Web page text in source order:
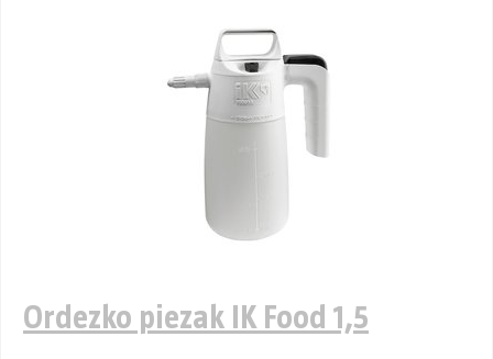
Ordezko piezak IK Food 1,5